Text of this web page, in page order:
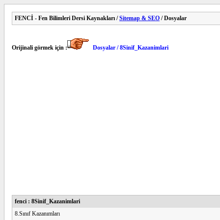
FENCİ - Fen Bilimleri Dersi Kaynakları /Sitemap & SEO / Dosyalar
Orijinali görmek için : Dosyalar / 8Sinif_Kazanimlari
fenci : 8Sinif_Kazanimlari
8.Sınıf Kazanımları